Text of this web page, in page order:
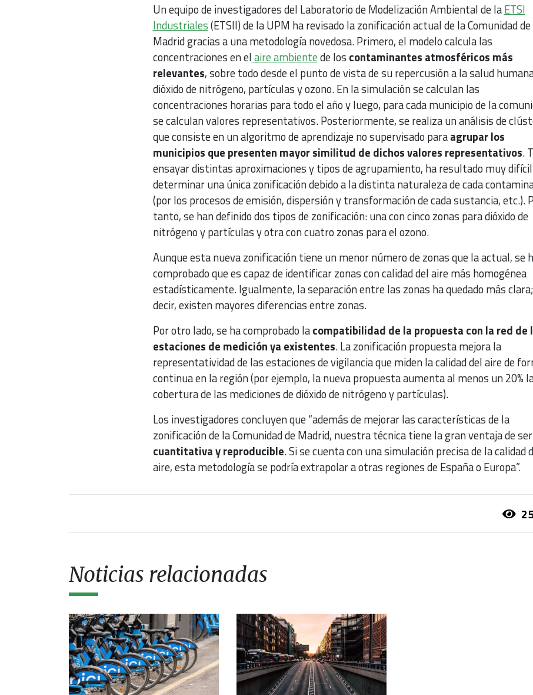
Un equipo de investigadores del Laboratorio de Modelización Ambiental de laETSI
Industriales(ETSII) de la UPM ha revisado la zonificación actual de la Comunidad de
Madrid gracias a una metodología novedosa. Primero, el modelo calcula las
concentraciones en elaire ambientede los contaminantes atmosféricos más
relevantes, sobre todo desde el punto de vista de su repercusión a la salud
dióxido de nitrógeno, partículas y ozono. En la simulación se calculan las
concentraciones horarias para todo el año y luego, para cada municipio de la
se calculan valores representativos. Posteriormente, se realiza un análisis de
que consiste en un algoritmo de aprendizaje no supervisado paraagrupar los
municipios que presenten mayor similitud de dichos valores representativos.
ensayar distintas aproximaciones y tipos de agrupamiento, ha resultado muy difícil
determinar una única zonificación debido a la distinta naturaleza de cada
(por los procesos de emisión, dispersión y transformación de cada sustancia, etc.).
tanto, se han definido dos tipos de zonificación: una con cinco zonas para dióxido de
nitrógeno y partículas y otra con cuatro zonas para el ozono.
Aunque esta nueva zonificación tiene un menor número de zonas que la actual, se
comprobado que es capaz de identificar zonas con calidad del aire más homogénea
estadísticamente. Igualmente, la separación entre las zonas ha quedado más
decir, existen mayores diferencias entre zonas.
Por otro lado, se ha comprobado lacompatibilidad de la propuesta con la red de
estaciones de medición ya existentes. La zonificación propuesta mejora la
representatividad de las estaciones de vigilancia que miden la calidad del aire de
continua en la región (por ejemplo, la nueva propuesta aumenta al menos un 20%
cobertura de las mediciones de dióxido de nitrógeno y partículas).
Los investigadores concluyen que “además de mejorar las características de la
zonificación de la Comunidad de Madrid, nuestra técnica tiene la gran ventaja de ser
cuantitativa y reproducible. Si se cuenta con una simulación precisa de la calidad
aire, esta metodología se podría extrapolar a otras regiones de España o Europa”.
Noticias relacionadas